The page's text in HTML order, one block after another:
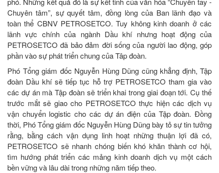
Chuyên tâm”, sự quyết tâm, đồng lòng của Ban lãnh đạo và
toàn thể CBNV PETROSETCO. Tuy không kinh doanh ở các
lãnh vực chính của ngành Dầu khí nhưng hoạt động của
PETROSETCO đã bảo đảm đời sống của người lao động, góp
phần vào sự phát triển chung của Tâp đoàn.
Phó Tổng giám đốc Nguyễn Hùng Dũng cũng khẳng định, Tập
đoàn Dầu khí sẽ tiếp tục hỗ trợ PETROSETCO tham gia vào
các dự án mà Tập đoàn sẽ triển khai trong giai đoạn tới. Cụ thế
trước mắt sẽ giao cho PETROSETCO thực hiện các dịch vụ
vận chuyển logistic cho các dự án điện của Tập đoàn. Đồng
thời, Phó Tổng giám đốc Nguyễn Hùng Dũng bày tỏ sự tin tưởng
rằng, bằng cách vận dụng linh hoạt những thuận lợi đã có,
PETROSETCO sẽ nhanh chóng biến khó khăn thành cơ hội,
tìm hướng phát triển các mảng kinh doanh dịch vụ một cách
bền vững và lâu dài trong những năm tiếp theo.